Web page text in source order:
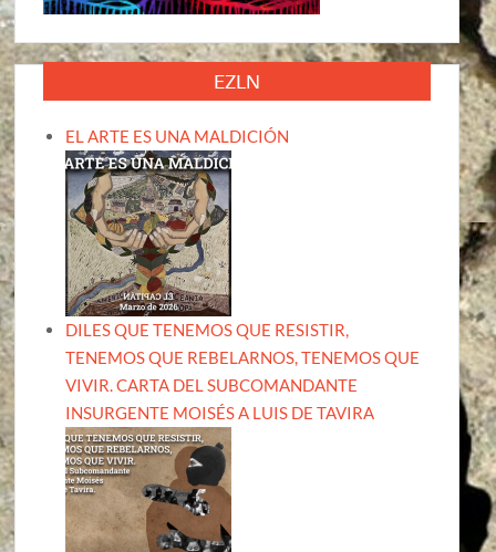
EZLN
EL ARTE ES UNA MALDICIÓN
DILES QUE TENEMOS QUE RESISTIR,
TENEMOS QUE REBELARNOS, TENEMOS QUE
VIVIR. CARTA DEL SUBCOMANDANTE
INSURGENTE MOISÉS A LUIS DE TAVIRA